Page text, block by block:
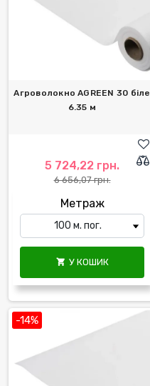
Агроволокно AGREEN 30 біле
6.35 м
5 724,22 грн.
6 656,07 грн.
Метраж
 У КОШИК
-14%